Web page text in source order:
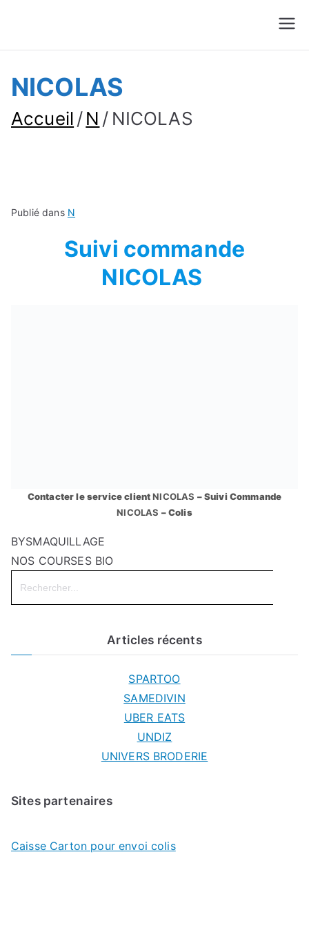
Suivre Colis - Suivre
Commande
NICOLAS
Accueil N NICOLAS
Publié dans N
Suivi commande
NICOLAS
Contacter le service clientNICOLAS – Suivi Commande
NICOLAS – Colis
BYSMAQUILLAGE
NOS COURSES BIO
Search
for:
Articles récents
SPARTOO
SAMEDIVIN
UBER EATS
UNDIZ
UNIVERS BRODERIE
Sites partenaires
Caisse Carton pour envoi colis